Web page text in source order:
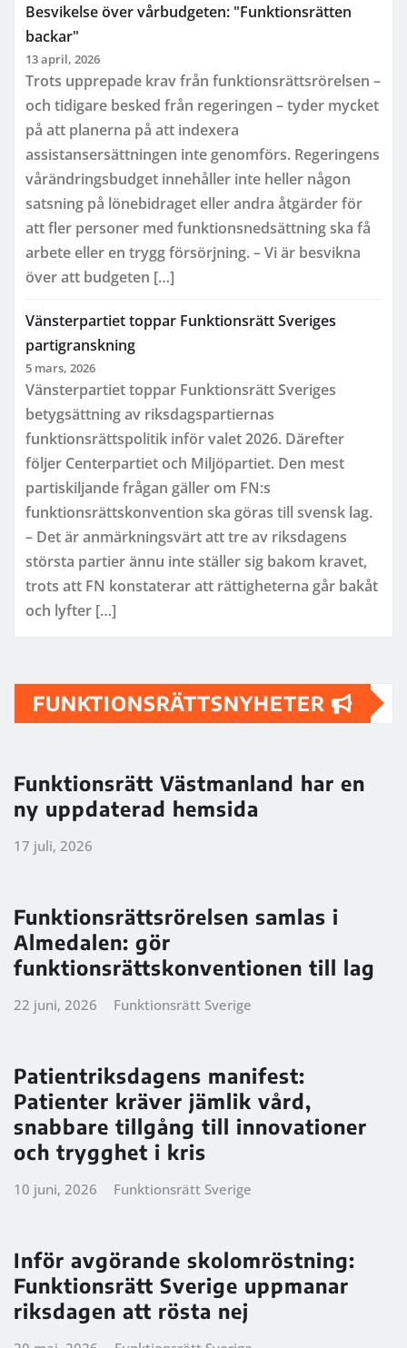
Besvikelse över vårbudgeten: "Funktionsrätten
backar"
13 april, 2026
Trots upprepade krav från funktionsrättsrörelsen –
och tidigare besked från regeringen – tyder mycket
på att planerna på att indexera
assistansersättningen inte genomförs. Regeringens
vårändringsbudget innehåller inte heller någon
satsning på lönebidraget eller andra åtgärder för
att fler personer med funktionsnedsättning ska få
arbete eller en trygg försörjning. – Vi är besvikna
över att budgeten […]
Vänsterpartiet toppar Funktionsrätt Sveriges
partigranskning
5 mars, 2026
Vänsterpartiet toppar Funktionsrätt Sveriges
betygsättning av riksdagspartiernas
funktionsrättspolitik inför valet 2026. Därefter
följer Centerpartiet och Miljöpartiet. Den mest
partiskiljande frågan gäller om FN:s
funktionsrättskonvention ska göras till svensk lag.
– Det är anmärkningsvärt att tre av riksdagens
största partier ännu inte ställer sig bakom kravet,
trots att FN konstaterar att rättigheterna går bakåt
och lyfter […]
FUNKTIONSRÄTTSNYHETER
Funktionsrätt Västmanland har en
ny uppdaterad hemsida
17 juli, 2026
Funktionsrättsrörelsen samlas i
Almedalen: gör
funktionsrättskonventionen till lag
22 juni, 2026 Funktionsrätt Sverige
Patientriksdagens manifest:
Patienter kräver jämlik vård,
snabbare tillgång till innovationer
och trygghet i kris
10 juni, 2026 Funktionsrätt Sverige
Inför avgörande skolomröstning:
Funktionsrätt Sverige uppmanar
riksdagen att rösta nej